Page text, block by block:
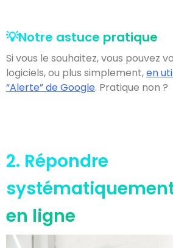
💡Notre astuce pratique
Si vous le souhaitez, vous pouvez
logiciels, ou plus simplement,en
“Alerte” de Google. Pratique non ?
2. Répondre
en ligne